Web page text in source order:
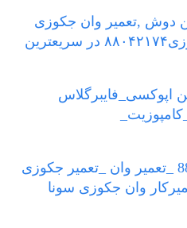
دوش ,تعمیر وان جکوزی
اپوکسی_فایبرگلاس
تعمیر کابین دوش88042174 _تعمیر وان _تعمیر جکوزی
وان جکوزی سونا